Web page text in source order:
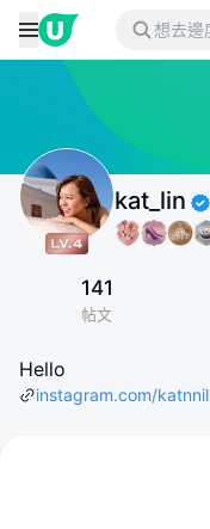
kat_lin
141
帖文
Hello
instagram.com/katnnil